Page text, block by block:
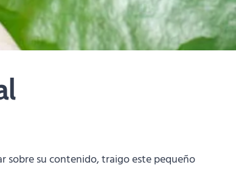
sobre su contenido, traigo este pequeño